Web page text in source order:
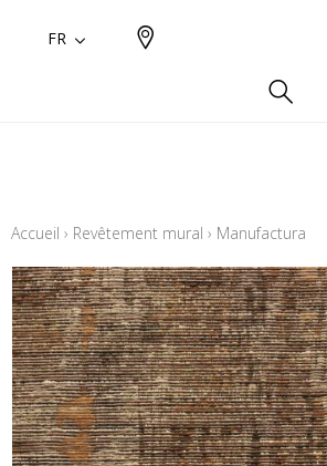
FR
Accueil › Revêtement mural › Manufactura